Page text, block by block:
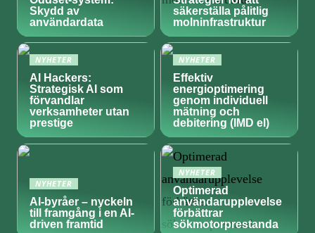
Skydd av
användardata
säkerställa pålitlig
molninfrastruktur
NYHETER
AI Hackers:
Strategisk AI som
förvandlar
verksamheter utan
prestige
NYHETER
Effektiv
energioptimering
genom individuell
mätning och
debitering (IMD el)
NYHETER
AI-byråer – nyckeln
till framgång i en AI-
driven framtid
NYHETER
Optimerad
användarupplevelse
förbättrar
sökmotorprestanda